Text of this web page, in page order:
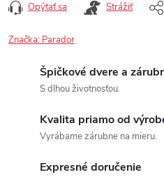
Opýtať sa Strážiť
Značka: Parador
Špičkové dvere a
S dlhou životnosťou.
Kvalita priamo od
Vyrábame zárubne na mieru.
Expresné doručenie